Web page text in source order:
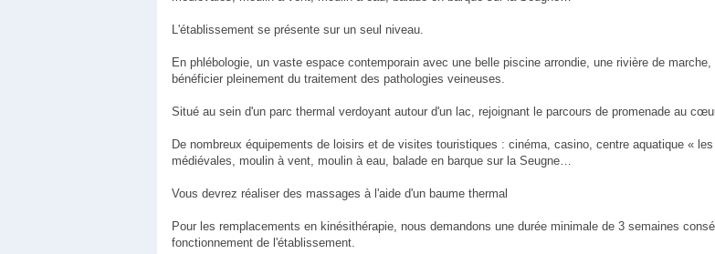
L'établissement se présente sur un seul niveau.
En phlébologie, un vaste espace contemporain avec une belle piscine arrondie, une rivière de
bénéficier pleinement du traitement des pathologies veineuses.
Situé au sein d'un parc thermal verdoyant autour d'un lac, rejoignant le parcours de promenade au
De nombreux équipements de loisirs et de visites touristiques : cinéma, casino, centre aquatique «
médiévales, moulin à vent, moulin à eau, balade en barque sur la Seugne…
Vous devrez réaliser des massages à l'aide d'un baume thermal
Pour les remplacements en kinésithérapie, nous demandons une durée minimale de 3 semaines
fonctionnement de l'établissement.